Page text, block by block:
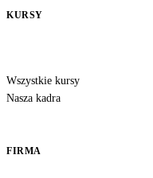
KURSY
Wszystkie kursy
Nasza kadra
FIRMA